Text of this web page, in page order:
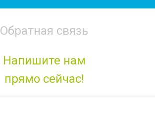
Обратная связь
Напишите нам
прямо сейчас!